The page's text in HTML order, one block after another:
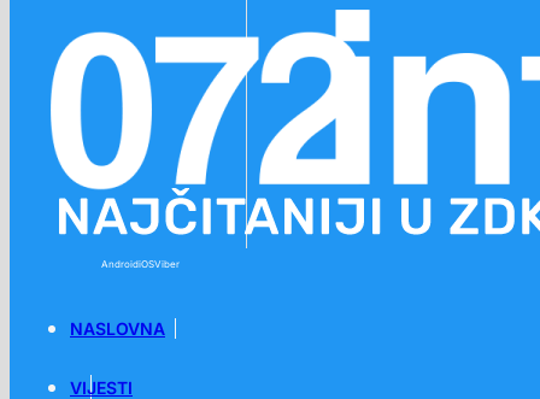
AndroidiOSViber
NASLOVNA
VIJESTI